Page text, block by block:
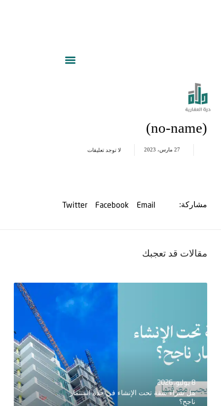
(no-name)
27 مارس، 2023 لا توجد تعليقات
مشاركة: Email
Facebook
Twitter
مقالات قد تعجبك
8 يوليو، 2026
هل شراء شقة تحت الإنشاء في جدة استثمار
ناجح؟